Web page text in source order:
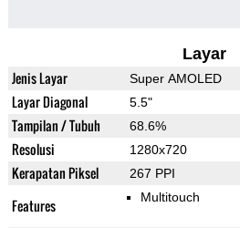
Layar
Jenis Layar Super AMOLED
Layar Diagonal 5.5"
Tampilan / Tubuh 68.6%
Resolusi 1280x720
Kerapatan Piksel 267 PPI
Features Multitouch